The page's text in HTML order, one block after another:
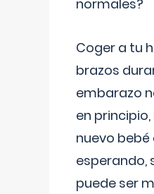
normales?
Coger a tu
brazos
embarazo
en
nuevo
esperando,
puede ser